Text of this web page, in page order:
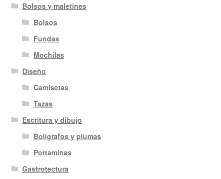
Bolsos y maletines
Bolsos
Fundas
Mochilas
Diseño
Camisetas
Tazas
Escritura y dibujo
Bolígrafos y plumas
Portaminas
Gastrotectura